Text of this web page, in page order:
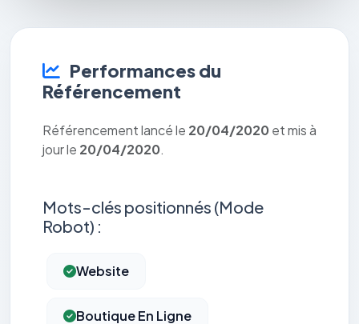
Performances du
Référencement
Référencement lancé le 20/04/2020 et mis à
jour le 20/04/2020.
Mots-clés positionnés (Mode
Robot) :
Website
Boutique En Ligne